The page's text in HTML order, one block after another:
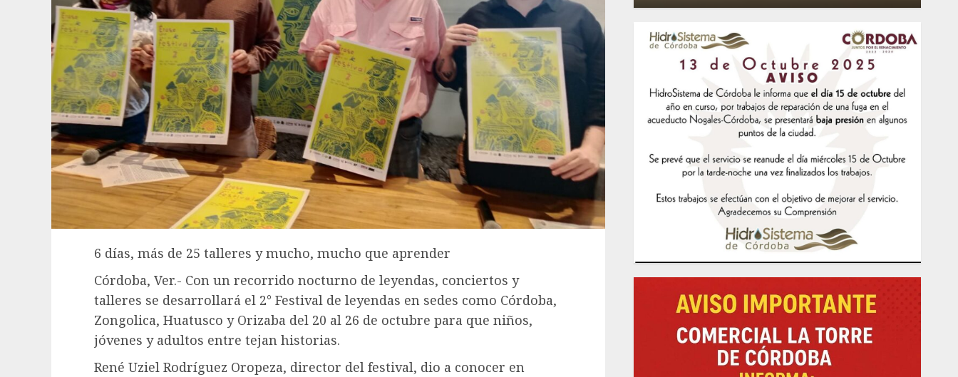
6 días, más de 25 talleres y mucho, mucho que aprender
Córdoba, Ver.- Con un recorrido nocturno de leyendas, conciertos y
talleres se desarrollará el 2° Festival de leyendas en sedes como Córdoba,
Zongolica, Huatusco y Orizaba del 20 al 26 de octubre para que niños,
jóvenes y adultos entre tejan historias.
René Uziel Rodríguez Oropeza, director del festival, dio a conocer en